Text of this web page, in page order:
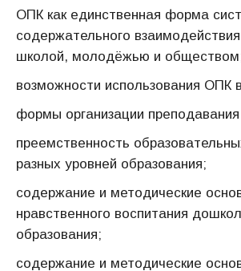
ОПК как единственная форма
содержательного
школой, молодёжью и
возможности использования ОПК
формы организации
преемственность
разных уровней образования;
содержание и методические
нравственного воспитания
образования;
содержание и методические